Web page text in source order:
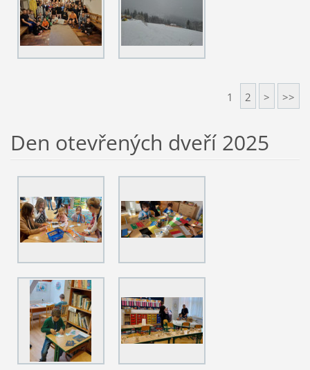
1 2 > >>
Den otevřených dveří 2025